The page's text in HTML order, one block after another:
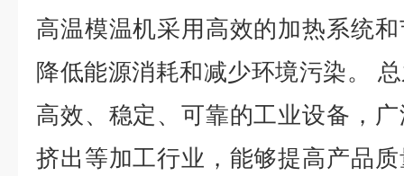
高温模温机采用高效的加热系统
降低能源消耗和减少环境污染。
高效、稳定、可靠的工业设备，
挤出等加工行业，能够提高产品